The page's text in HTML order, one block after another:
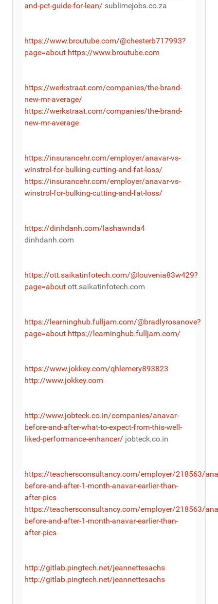
and-pct-guide-for-lean/ sublimejobs.co.za
https://www.broutube.com/@chesterb717993?
page=about https://www.broutube.com
https://werkstraat.com/companies/the-brand-
new-mr-average/
https://werkstraat.com/companies/the-brand-
new-mr-average
https://insurancehr.com/employer/anavar-vs-
winstrol-for-bulking-cutting-and-fat-loss/
https://insurancehr.com/employer/anavar-vs-
winstrol-for-bulking-cutting-and-fat-loss/
https://dinhdanh.com/lashawnda4
dinhdanh.com
https://ott.saikatinfotech.com/@louvenia83w429?
page=about ott.saikatinfotech.com
https://learninghub.fulljam.com/@bradlyrosanove?
page=about https://learninghub.fulljam.com/
https://www.jokkey.com/qhlemery893823
http://www.jokkey.com
http://www.jobteck.co.in/companies/anavar-
before-and-after-what-to-expect-from-this-well-
liked-performance-enhancer/ jobteck.co.in
https://teachersconsultancy.com/employer/218563/
before-and-after-1-month-anavar-earlier-than-
after-pics
https://teachersconsultancy.com/employer/218563/
before-and-after-1-month-anavar-earlier-than-
after-pics
http://gitlab.pingtech.net/jeannettesachs
http://gitlab.pingtech.net/jeannettesachs